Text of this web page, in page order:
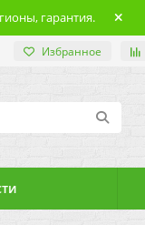
гарантия.
Избранное